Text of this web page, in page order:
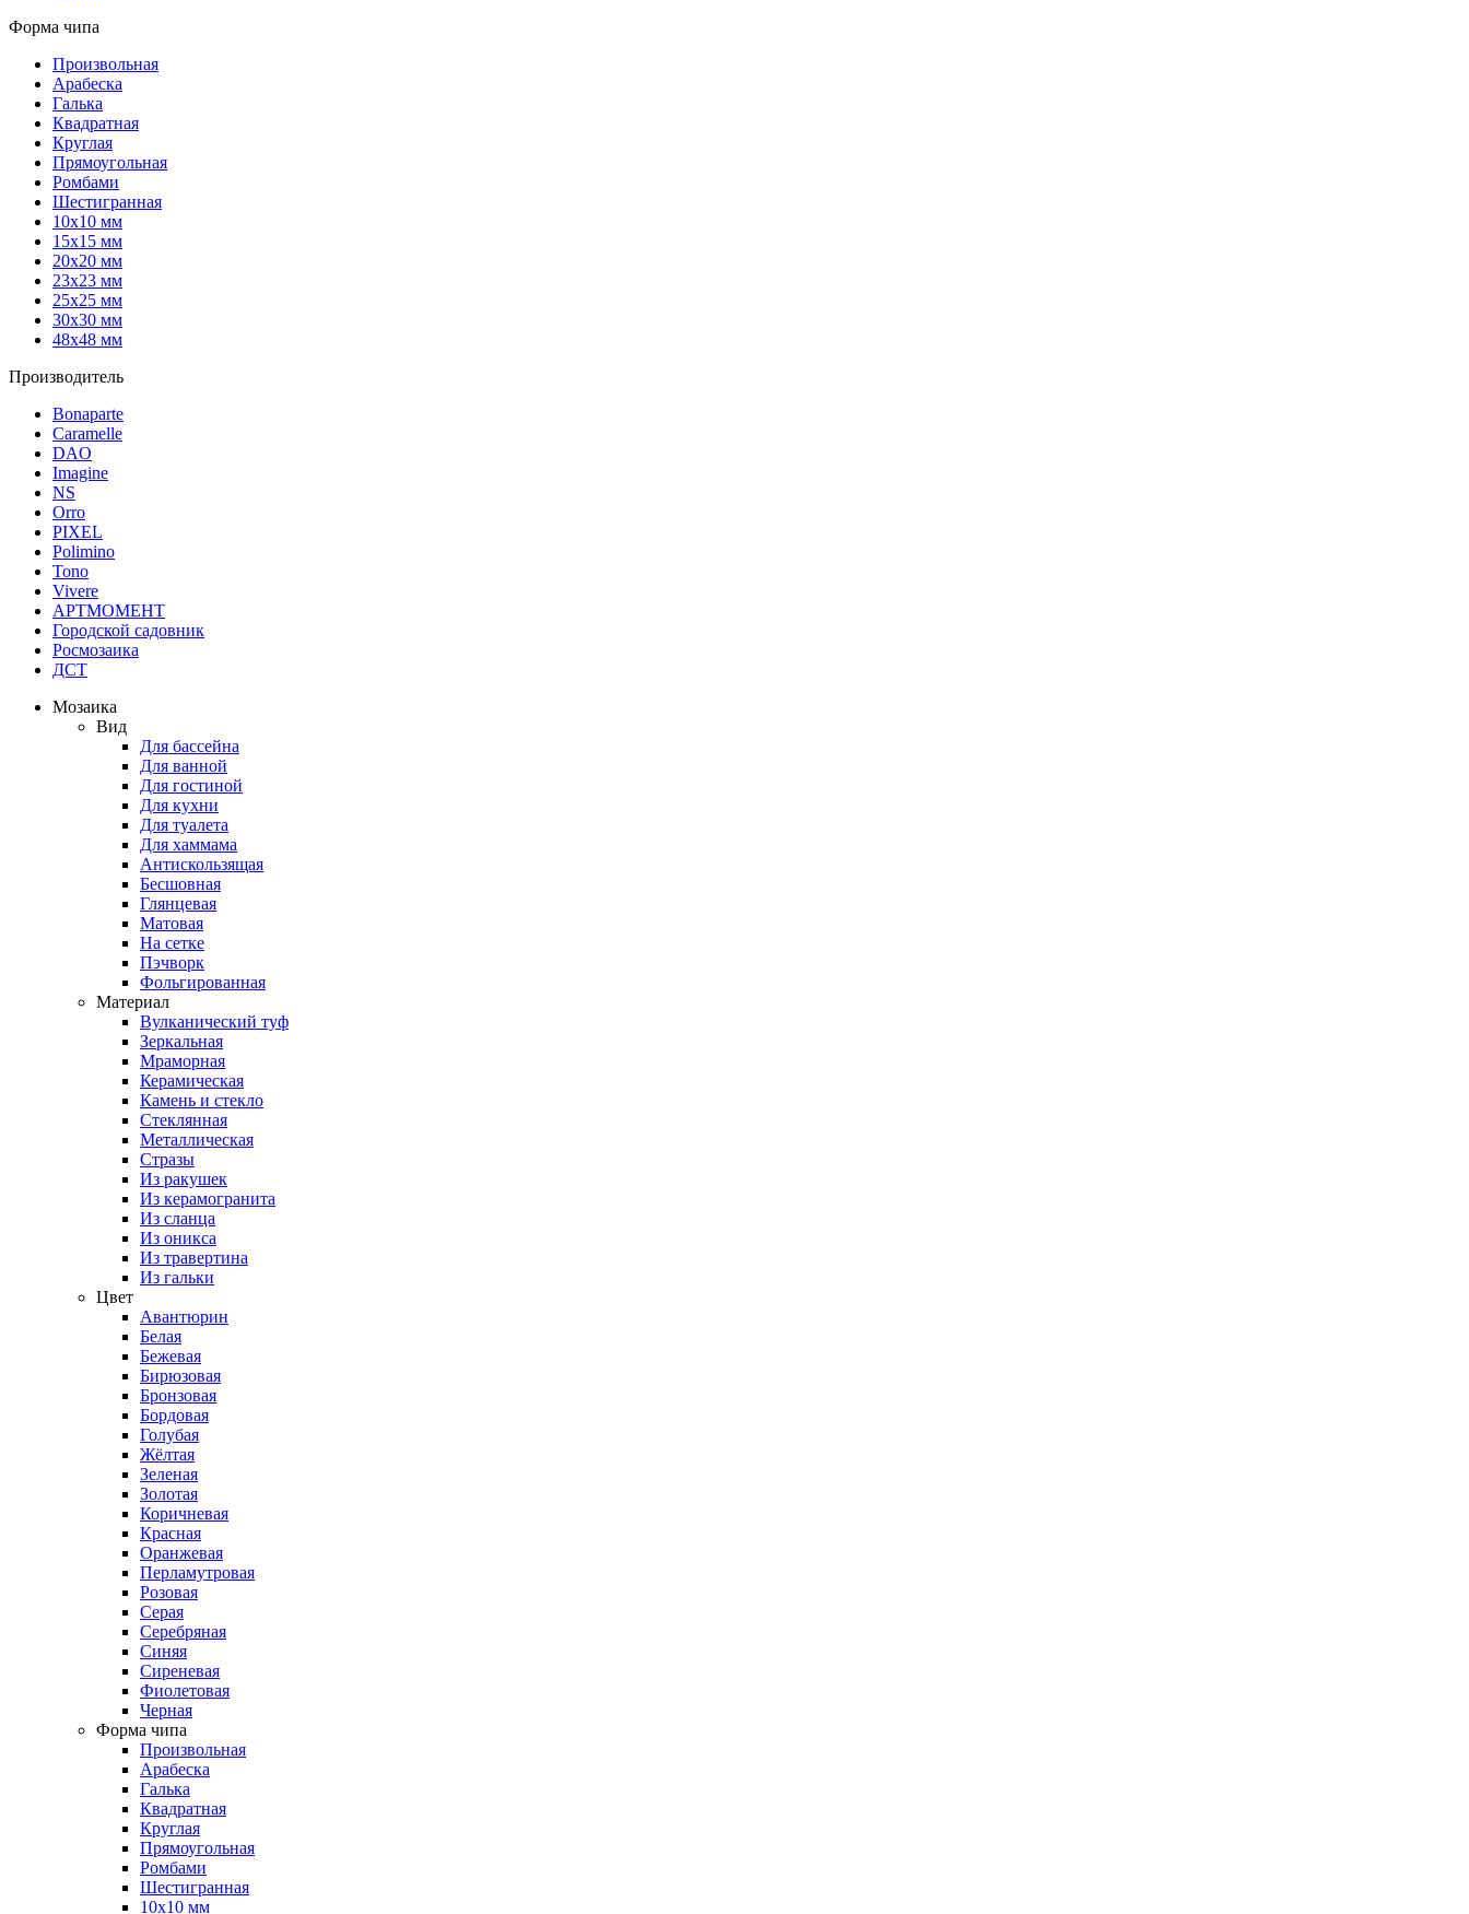
Форма чипа
Произвольная
Арабеска
Галька
Квадратная
Круглая
Прямоугольная
Ромбами
Шестигранная
10х10 мм
15х15 мм
20х20 мм
23х23 мм
25х25 мм
30х30 мм
48х48 мм
Производитель
Bonaparte
Caramelle
DAO
Imagine
NS
Orro
PIXEL
Polimino
Tono
Vivere
АРТМОМЕНТ
Городской садовник
Росмозаика
ДСТ
Мозаика
Вид
Для бассейна
Для ванной
Для гостиной
Для кухни
Для туалета
Для хаммама
Антискользящая
Бесшовная
Глянцевая
Матовая
На сетке
Пэчворк
Фольгированная
Материал
Вулканический туф
Зеркальная
Мраморная
Керамическая
Камень и стекло
Стеклянная
Металлическая
Стразы
Из ракушек
Из керамогранита
Из сланца
Из оникса
Из травертина
Из гальки
Цвет
Авантюрин
Белая
Бежевая
Бирюзовая
Бронзовая
Бордовая
Голубая
Жёлтая
Зеленая
Золотая
Коричневая
Красная
Оранжевая
Перламутровая
Розовая
Серая
Серебряная
Синяя
Сиреневая
Фиолетовая
Черная
Форма чипа
Произвольная
Арабеска
Галька
Квадратная
Круглая
Прямоугольная
Ромбами
Шестигранная
10х10 мм